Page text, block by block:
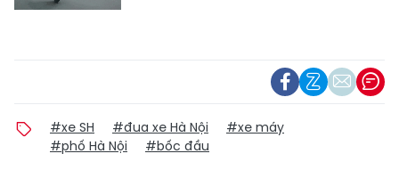
#xe SH #đua xe Hà Nội
#xe máy
#phố Hà Nội
#bốc đầu